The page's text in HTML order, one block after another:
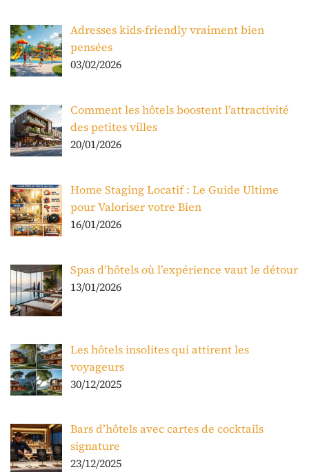
Adresses kids-friendly vraiment bien
pensées
03/02/2026
Comment les hôtels boostent l’attractivité
des petites villes
20/01/2026
Home Staging Locatif : Le Guide Ultime
pour Valoriser votre Bien
16/01/2026
Spas d’hôtels où l’expérience vaut le détour
13/01/2026
Les hôtels insolites qui attirent les
voyageurs
30/12/2025
Bars d’hôtels avec cartes de cocktails
signature
23/12/2025